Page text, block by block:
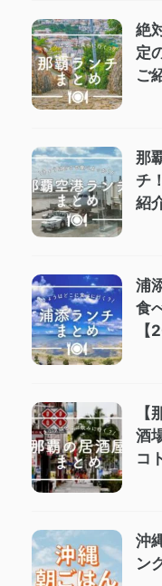
絶
定
ご
那
チ
紹
浦
食
【
酒
コ
沖
ン